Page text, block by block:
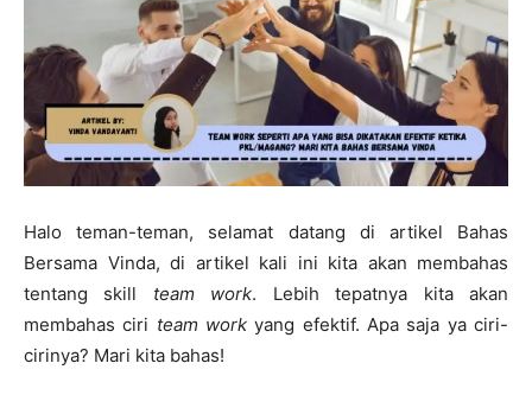
Halo teman-teman, selamat datang di artikel Bahas
Bersama Vinda, di artikel kali ini kita akan membahas
tentang skill team work. Lebih tepatnya kita akan
membahas ciri team workyang efektif. Apa saja ya ciri-
cirinya? Mari kita bahas!